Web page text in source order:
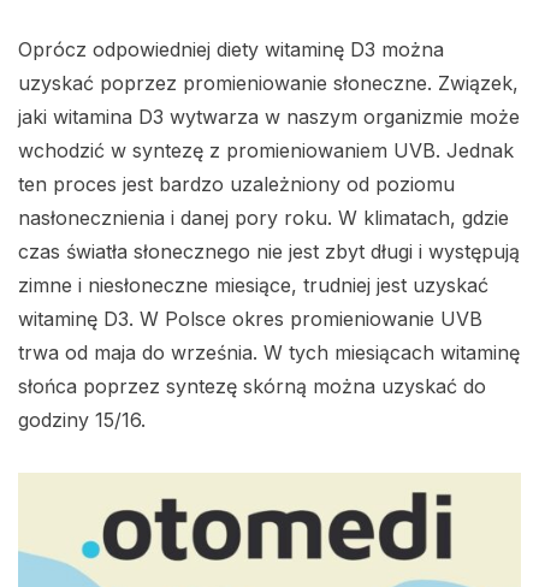
Oprócz odpowiedniej diety witaminę D3 można
uzyskać poprzez promieniowanie słoneczne. Związek,
jaki witamina D3 wytwarza w naszym organizmie może
wchodzić w syntezę z promieniowaniem UVB. Jednak
ten proces jest bardzo uzależniony od poziomu
nasłonecznienia i danej pory roku. W klimatach, gdzie
czas światła słonecznego nie jest zbyt długi i występują
zimne i niesłoneczne miesiące, trudniej jest uzyskać
witaminę D3. W Polsce okres promieniowanie UVB
trwa od maja do września. W tych miesiącach witaminę
słońca poprzez syntezę skórną można uzyskać do
godziny 15/16.